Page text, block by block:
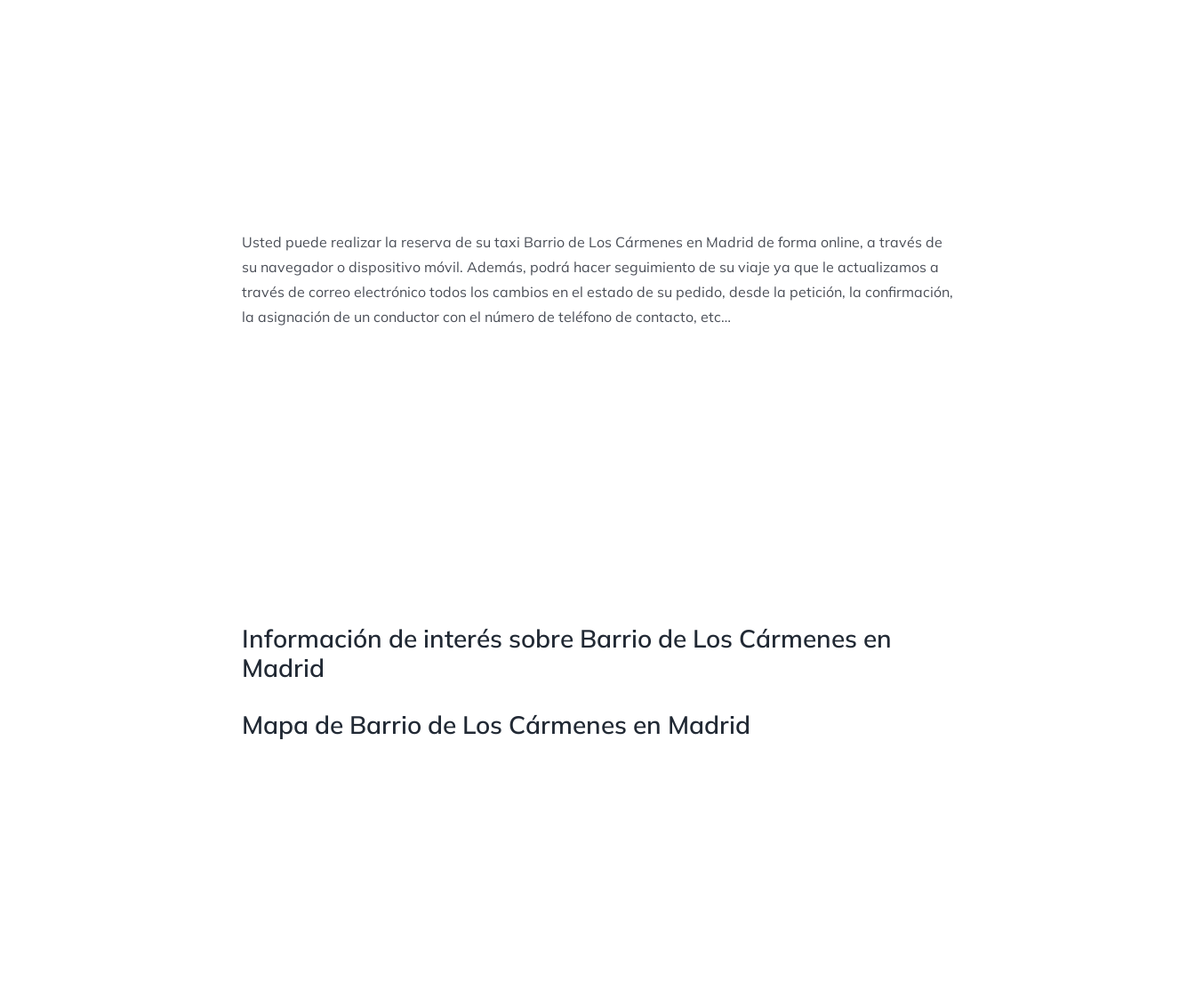
Usted puede realizar la reserva de su taxi Barrio de Los Cármenes en Madrid de forma online, a través de
su navegador o dispositivo móvil. Además, podrá hacer seguimiento de su viaje ya que le actualizamos a
través de correo electrónico todos los cambios en el estado de su pedido, desde la petición, la confirmación,
la asignación de un conductor con el número de teléfono de contacto, etc…
Información de interés sobre Barrio de Los Cármenes en
Madrid
Mapa de Barrio de Los Cármenes en Madrid